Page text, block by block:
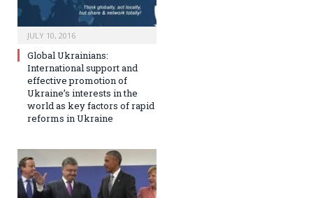
JULY 10, 2016
Global Ukrainians:
International support and
effective promotion of
Ukraine’s interests in the
world as key factors of rapid
reforms in Ukraine